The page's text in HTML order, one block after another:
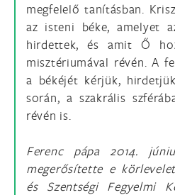
megfelelő tanításban.
az isteni béke, amelyet
hirdettek, és amit Ő
misztériumával révén. A
a békéjét kérjük,
során, a szakrális
révén is.
Ferenc pápa 2014.
megerősítette e
és Szentségi Fegyelmi